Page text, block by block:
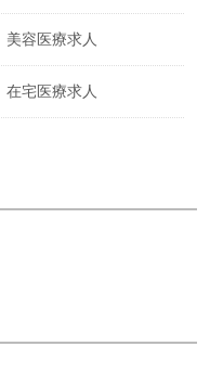
美容医療求人
在宅医療求人